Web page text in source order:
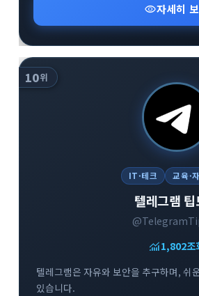
visibility자세히
10위
IT·테크 교육·
텔레그램
monitoring1,802조
텔레그램은 자유와 보안을 추구하며, 쉬
있습니다.